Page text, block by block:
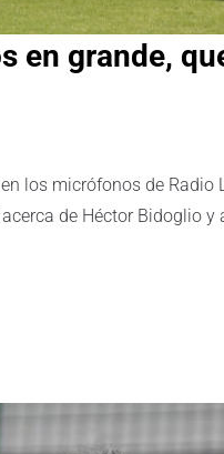
en grande,
los micrófonos de Radio
de Héctor Bidoglio